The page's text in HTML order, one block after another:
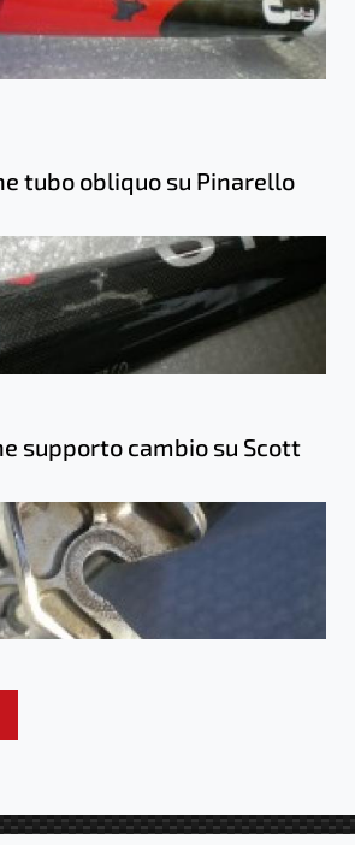
tubo obliquo su Pinarello
supporto cambio su Scott